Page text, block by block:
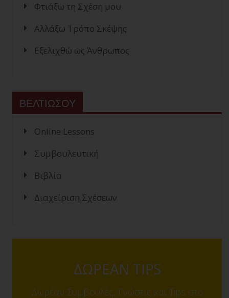
Φτιάξω τη Σχέση μου
Αλλάξω Τρόπο Σκέψης
Εξελιχθώ ως Άνθρωπος
ΒΕΛΤΙΩΣΟΥ
Online Lessons
Συμβουλευτική
Βιβλία
Διαχείριση Σχέσεων
ΔΩΡΕΑΝ TIPS
Δωρέαν Συμβουλές, Γνώσεις και Tips στο